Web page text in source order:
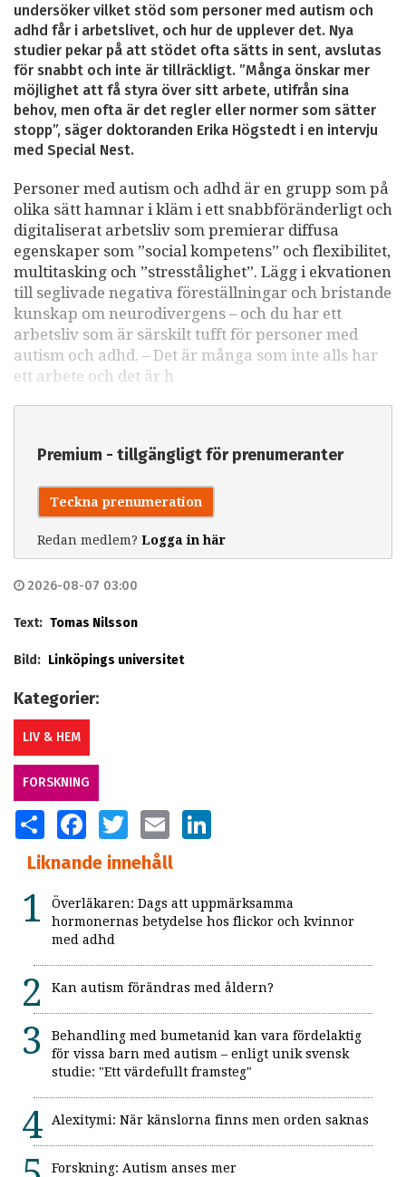
undersöker vilket stöd som personer med autism och
adhd får i arbetslivet, och hur de upplever det. Nya
studier pekar på att stödet ofta sätts in sent, avslutas
för snabbt och inte är tillräckligt. ”Många önskar mer
möjlighet att få styra över sitt arbete, utifrån sina
behov, men ofta är det regler eller normer som sätter
stopp”, säger doktoranden Erika Högstedt i en intervju
med Special Nest.
Personer med autism och adhd är en grupp som på
olika sätt hamnar i kläm i ett snabbföränderligt och
digitaliserat arbetsliv som premierar diffusa
egenskaper som ”social kompetens” och flexibilitet,
multitasking och ”stresstålighet”. Lägg i ekvationen
till seglivade negativa föreställningar och bristande
kunskap om neurodivergens – och du har ett
arbetsliv som är särskilt tufft för personer med
autism och adhd. – Det är många som inte alls har
ett arbete och det är h
Premium - tillgängligt för prenumeranter
Teckna prenumeration
Redan medlem? Logga in här
2026-08-07 03:00
Text: Tomas Nilsson
Bild: Linköpings universitet
Kategorier:
LIV & HEM
FORSKNING
SHARE FACEBOOKTWITTER EMAIL
Liknande innehåll
Överläkaren: Dags att uppmärksamma
hormonernas betydelse hos flickor och kvinnor
med adhd
Kan autism förändras med åldern?
Behandling med bumetanid kan vara fördelaktig
för vissa barn med autism – enligt unik svensk
studie: "Ett värdefullt framsteg"
Alexitymi: När känslorna finns men orden saknas
Forskning: Autism anses mer